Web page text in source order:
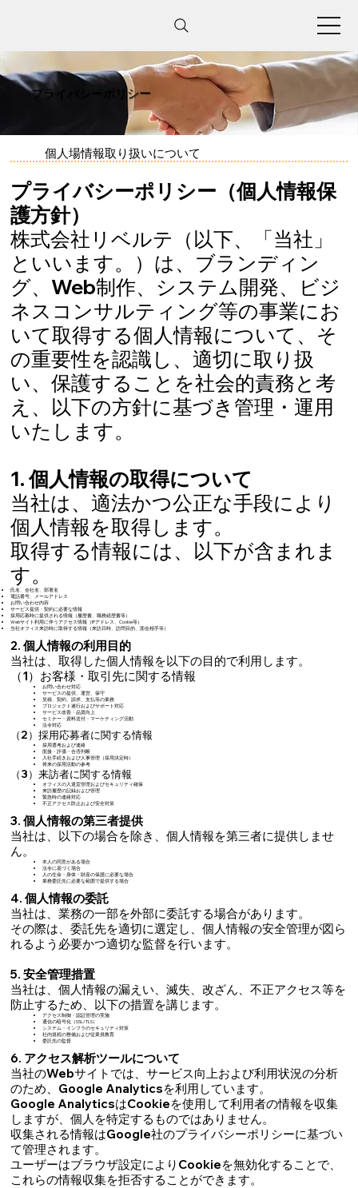
プライバシーポリシー
プライバシーポリシー（個人情報保
護方針）
株式会社リベルテ（以下、「当社」
といいます。）は、ブランディン
グ、Web制作、システム開発、ビジ
ネスコンサルティング等の事業にお
いて取得する個人情報について、そ
の重要性を認識し、適切に取り扱
い、保護することを社会的責務と考
え、以下の方針に基づき管理・運用
いたします。
1. 個人情報の取得について
当社は、適法かつ公正な手段により
個人情報を取得します。
取得する情報には、以下が含まれま
す。
氏名、会社名、部署名
電話番号、メールアドレス
お問い合わせ内容
サービス提供・契約に必要な情報
採用応募時に提供される情報（履歴書、職務経歴書等）
Webサイト利用に伴うアクセス情報（IPアドレス、Cookie等）
当社オフィス来訪時に取得する情報（来訪日時、訪問目的、面会相手等）
2. 個人情報の利用目的
当社は、取得した個人情報を以下の目的で利用します。
（1）お客様・取引先に関する情報
お問い合わせ対応
サービスの提供、運営、保守
見積、契約、請求、支払等の業務
プロジェクト遂行およびサポート対応
サービス改善・品質向上
セミナー・資料送付・マーケティング活動
法令対応
（2）採用応募者に関する情報
採用選考および連絡
面接・評価・合否判断
入社手続きおよび人事管理（採用決定時）
将来の採用活動の参考
（3）来訪者に関する情報
オフィスの入退室管理およびセキュリティ確保
来訪履歴の記録および管理
緊急時の連絡対応
不正アクセス防止および安全対策
3. 個人情報の第三者提供
当社は、以下の場合を除き、個人情報を第三者に提供しませ
ん。
本人の同意がある場合
法令に基づく場合
人の生命・身体・財産の保護に必要な場合
業務委託先に必要な範囲で提供する場合
4. 個人情報の委託
当社は、業務の一部を外部に委託する場合があります。
その際は、委託先を適切に選定し、個人情報の安全管理が図ら
れるよう必要かつ適切な監督を行います。
5. 安全管理措置
当社は、個人情報の漏えい、滅失、改ざん、不正アクセス等を
防止するため、以下の措置を講じます。
アクセス制御・認証管理の実施
通信の暗号化（SSL/TLS）
システム・インフラのセキュリティ対策
社内規程の整備および従業員教育
委託先の監督
6. アクセス解析ツールについて
当社のWebサイトでは、サービス向上および利用状況の分析
のため、Google Analyticsを利用しています。
Google AnalyticsはCookieを使用して利用者の情報を収集
しますが、個人を特定するものではありません。
収集される情報はGoogle社のプライバシーポリシーに基づい
て管理されます。
ユーザーはブラウザ設定によりCookieを無効化することで、
これらの情報収集を拒否することができます。
個人場情報取り扱いについて